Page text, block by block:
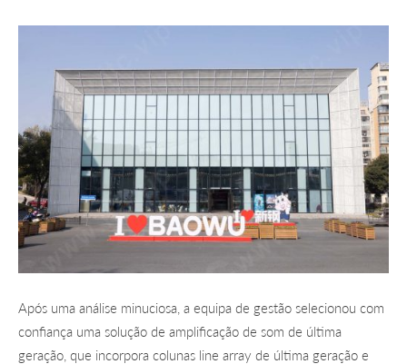
Após uma análise minuciosa, a equipa de gestão selecionou com
confiança uma solução de amplificação de som de última
geração, que incorpora colunas line array de última geração e